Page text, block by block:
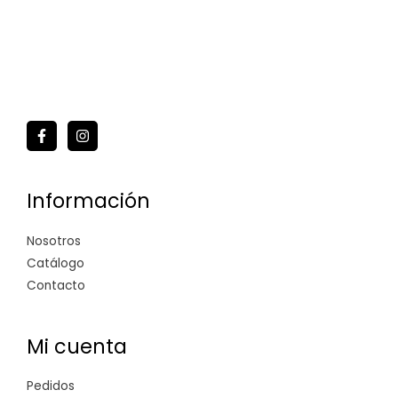
Información
Nosotros
Catálogo
Contacto
Mi cuenta
Pedidos